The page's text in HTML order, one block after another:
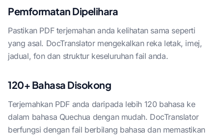
Pemformatan Dipelihara
Pastikan PDF terjemahan anda kelihatan sama seperti
yang asal. DocTranslator mengekalkan reka letak, imej,
jadual, fon dan struktur keseluruhan fail anda.
120+ Bahasa Disokong
Terjemahkan PDF anda daripada lebih 120 bahasa ke
dalam bahasa Quechua dengan mudah. DocTranslator
berfungsi dengan fail berbilang bahasa dan memastikan